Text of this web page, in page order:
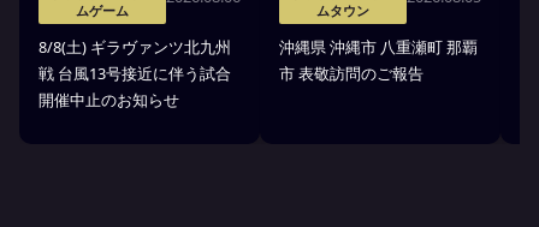
ムゲーム
8/8(土) ギラヴァンツ北九州
戦 台風13号接近に伴う試合
開催中止のお知らせ
ムタウン
沖縄県 沖縄市 八重瀬町 那覇
市 表敬訪問のご報告